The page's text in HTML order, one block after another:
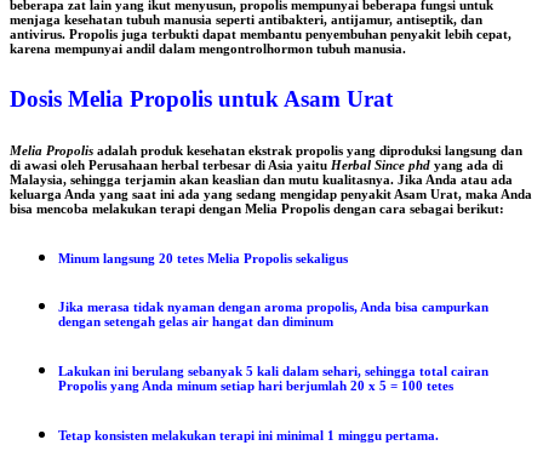
beberapa zat lain yang ikut menyusun, propolis mempunyai beberapa fungsi untuk
menjaga kesehatan tubuh manusia seperti antibakteri, antijamur, antiseptik, dan
antivirus. Propolis juga terbukti dapat membantu penyembuhan penyakit lebih cepat,
karena mempunyai andil dalam mengontrolhormon tubuh manusia.
Dosis Melia Propolis untuk Asam Urat
Melia Propolis adalah produk kesehatan ekstrak propolis yang diproduksi langsung dan
di awasi oleh Perusahaan herbal terbesar di Asia yaitu Herbal Since phd yang ada di
Malaysia, sehingga terjamin akan keaslian dan mutu kualitasnya. Jika Anda atau ada
keluarga Anda yang saat ini ada yang sedang mengidap penyakit Asam Urat, maka Anda
bisa mencoba melakukan terapi dengan Melia Propolis dengan cara sebagai berikut:
Minum langsung 20 tetes Melia Propolis sekaligus
Jika merasa tidak nyaman dengan aroma propolis, Anda bisa campurkan
dengan setengah gelas air hangat dan diminum
Lakukan ini berulang sebanyak 5 kali dalam sehari, sehingga total cairan
Propolis yang Anda minum setiap hari berjumlah 20 x 5 = 100 tetes
Tetap konsisten melakukan terapi ini minimal 1 minggu pertama.